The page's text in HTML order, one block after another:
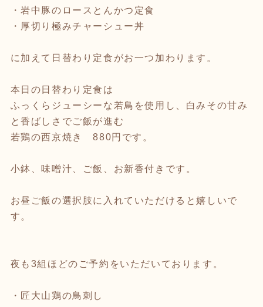
・岩中豚のロースとんかつ定食
・厚切り極みチャーシュー丼
に加えて日替わり定食がお一つ加わります。
本日の日替わり定食は
ふっくらジューシーな若鳥を使用し、白みその甘み
と香ばしさでご飯が進む
若鶏の西京焼き 880円です。
小鉢、味噌汁、ご飯、お新香付きです。
お昼ご飯の選択肢に入れていただけると嬉しいで
す。
夜も3組ほどのご予約をいただいております。
・匠大山鶏の鳥刺し